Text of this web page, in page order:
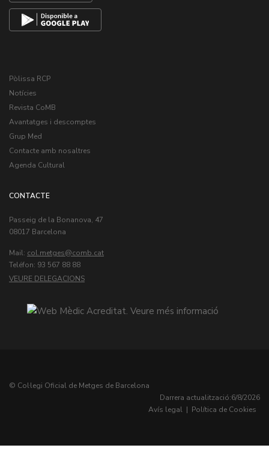
Pòlissa RCP
Notícies
Revista CoMB
Avantatges i descomptes
Grup Med
Contacte amb nosaltres
Agenda Cultural
CONTACTE
Passeig de la Bonanova, 47
08017 Barcelona
Mail: col.metges
Teléfon: 93 567 88 88
VEURE DELEGACIONS
© Col·legi Oficial de Metges de Barcelona
Darrera actualització:6/8/2026
Avís legal | Política de Cookies